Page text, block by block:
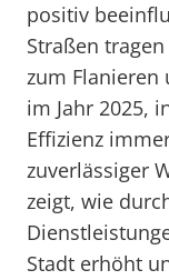
positiv
Straßen
zum Flanieren
im Jahr 2025,
Effizienz
zuverlässiger
zeigt, wie
Stadt erhöht